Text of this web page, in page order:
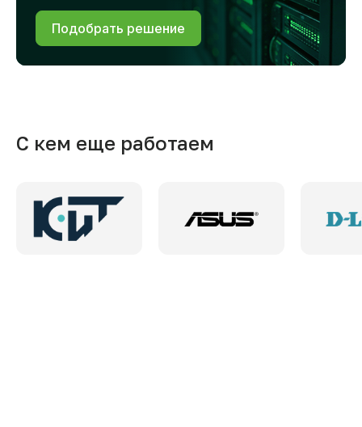
Подобрать решение
С кем еще работаем